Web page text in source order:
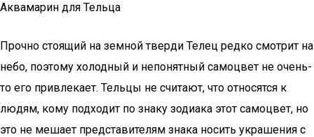
Аквамарин для Тельца
Прочно стоящий на земной тверди Телец редко смотрит на
небо, поэтому холодный и непонятный самоцвет не очень-
то его привлекает. Тельцы не считают, что относятся к
людям, кому подходит по знаку зодиака этот самоцвет, но
это не мешает представителям знака носить украшения с